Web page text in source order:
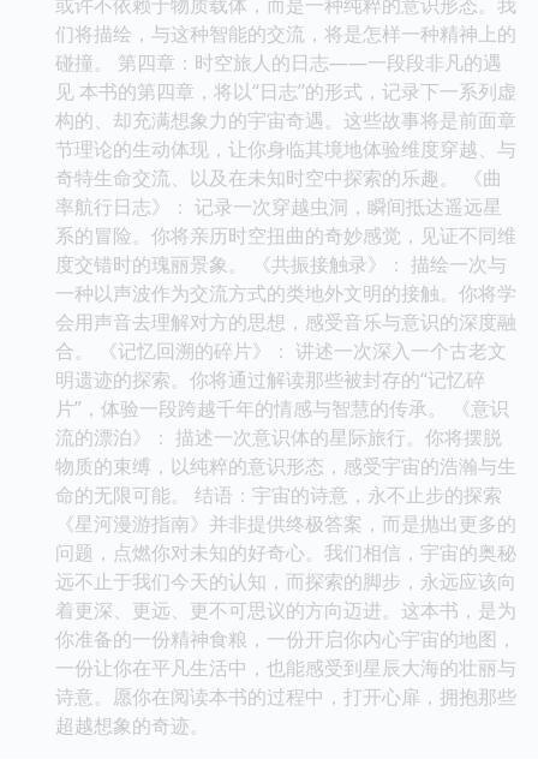
们将描绘，与这种智能的交流，将是怎样一种精神上的
碰撞。 第四章：时空旅人的日志——一段段非凡的遇
见 本书的第四章，将以“日志”的形式，记录下一系列虚
构的、却充满想象力的宇宙奇遇。这些故事将是前面章
节理论的生动体现，让你身临其境地体验维度穿越、与
奇特生命交流、以及在未知时空中探索的乐趣。 《曲
率航行日志》： 记录一次穿越虫洞，瞬间抵达遥远星
系的冒险。你将亲历时空扭曲的奇妙感觉，见证不同维
度交错时的瑰丽景象。 《共振接触录》： 描绘一次与
一种以声波作为交流方式的类地外文明的接触。你将学
会用声音去理解对方的思想，感受音乐与意识的深度融
合。 《记忆回溯的碎片》： 讲述一次深入一个古老文
明遗迹的探索。你将通过解读那些被封存的“记忆碎
片”，体验一段跨越千年的情感与智慧的传承。 《意识
流的漂泊》： 描述一次意识体的星际旅行。你将摆脱
物质的束缚，以纯粹的意识形态，感受宇宙的浩瀚与生
命的无限可能。 结语：宇宙的诗意，永不止步的探索
《星河漫游指南》并非提供终极答案，而是抛出更多的
问题，点燃你对未知的好奇心。我们相信，宇宙的奥秘
远不止于我们今天的认知，而探索的脚步，永远应该向
着更深、更远、更不可思议的方向迈进。这本书，是为
你准备的一份精神食粮，一份开启你内心宇宙的地图，
一份让你在平凡生活中，也能感受到星辰大海的壮丽与
诗意。愿你在阅读本书的过程中，打开心扉，拥抱那些
超越想象的奇迹。